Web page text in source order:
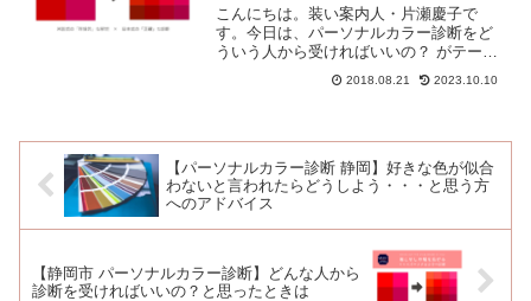
こんにちは。装い案内人・片瀬慶子で
す。今日は、パーソナルカラー診断をど
ういう人から受ければいいの？ がテーマ
です。・一回で何とかしたい！・自分に
もっと自信をつけたい！・魅力を見つけ
2018.08.21 2023.10.10
【パーソナルカラー診断 静岡】好きな色が似合
わないと言われたらどうしよう・・・と思う方
へのアドバイス
【静岡市 パーソナルカラー診断】どんな人から
診断を受ければいいの？と思ったときは